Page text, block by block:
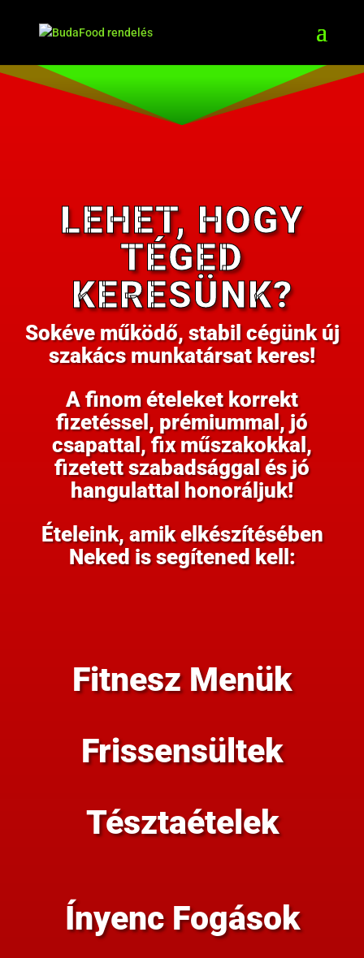
LEHET, HOGY
TÉGED
KERESÜNK?
Sokéve működő, stabil cégünk új
szakács munkatársat keres!
A finom ételeket korrekt
fizetéssel, prémiummal, jó
csapattal, fix műszakokkal,
fizetett szabadsággal és jó
hangulattal honoráljuk!
Ételeink, amik elkészítésében
Neked is segítened kell:
Fitnesz Menük
Frissensültek
Tésztaételek
Ínyenc Fogások